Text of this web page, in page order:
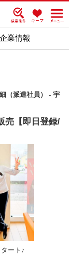
企業情報
（派遣社員） - 宇
売【即日登録/
ート♪